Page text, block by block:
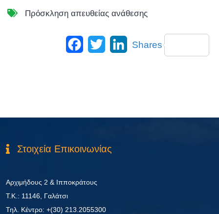
Πρόσκληση απευθείας ανάθεσης
Facebook
Twitter LinkedIn
Shares
Στοιχεία Επικοινωνίας
Αρχιμήδους 2 & Ιπποκράτους
Τ.Κ.: 11146, Γαλάτσι
Τηλ. Κέντρο: +(30) 213.2055300